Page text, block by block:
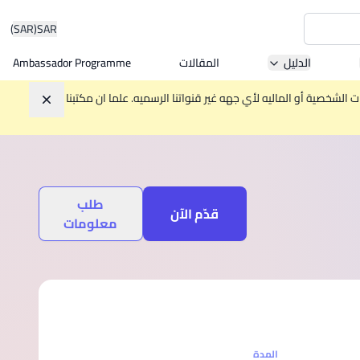
SAR
(SAR)
Asia
الدليل المقالات
Ambassador Programme
أو الماليه لأي جهه غير قنواتنا الرسميه. علما ان مكتبنا
تجاهل
قدّم الآن
طلب
معلومات
المدة